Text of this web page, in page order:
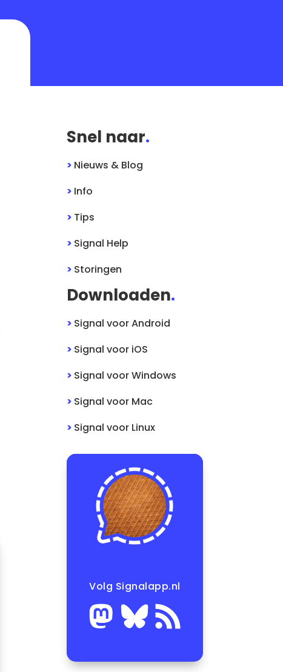
Snel naar.
> Nieuws & Blog
> Info
> Tips
> Signal Help
> Storingen
Downloaden.
> Signal voorAndroid
> Signal voor iOS
> Signal voorWindows
> Signal voor Mac
> Signal voor Linux
Volg Signalapp.nl